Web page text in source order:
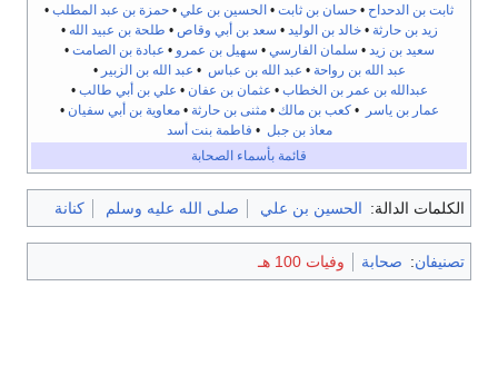
ثابت بن الدحداح • حسان بن ثابت • الحسين بن علي • حمزة بن عبد المطلب •
زيد بن حارثة •خالد بن الوليد • سعد بن أبي وقاص • طلحة بن عبيد الله •
سعيد بن زيد • سلمان الفارسي • سهيل بن عمرو • عبادة بن الصامت •
عبد الله بن رواحة • عبد الله بن عباس • عبد الله بن الزبير •
عبدالله بن عمر بن الخطاب • عثمان بن عفان • علي بن أبي طالب •
عمار بن ياسر
•كعب بن مالك •مثنى بن حارثة •معاوية بن أبي سفيان •
معاذ بن جبل • فاطمة بنت أسد
قائمة بأسماء الصحابة
الكلمات الدالة: الحسين بن علي صلى الله عليه وسلم كنانة
تصنيفان: صحابة وفيات 100 هـ